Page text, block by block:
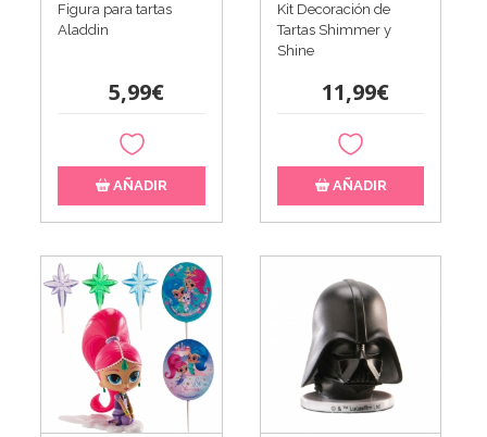
Figura para tartas
Aladdin
5,99€
AÑADIR
Kit Decoración de
Tartas Shimmer y
Shine
11,99€
AÑADIR